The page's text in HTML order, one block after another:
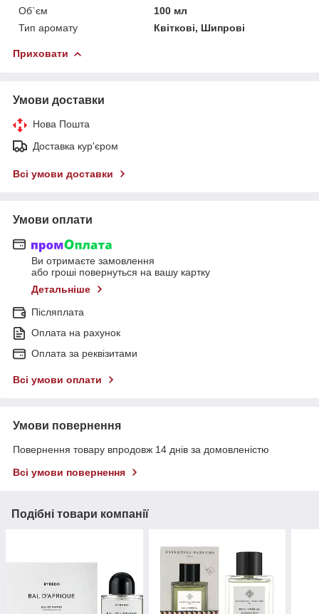
Об`єм
100 мл
Тип аромату
Квіткові, Шипрові
Приховати
Умови доставки
Нова Пошта
Доставка кур'єром
Всі умови доставки
Умови оплати
Ви отримаєте замовлення
або гроші повернуться на вашу картку
Детальніше
Післяплата
Оплата на рахунок
Оплата за реквізитами
Всі умови оплати
Умови повернення
Повернення товару впродовж 14 днів за домовленістю
Всі умови повернення
Подібні товари компанії